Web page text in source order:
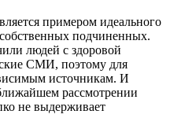
примером идеального
подчиненных.
людей с здоровой
СМИ, поэтому для
источникам. И
рассмотрении
не выдерживает